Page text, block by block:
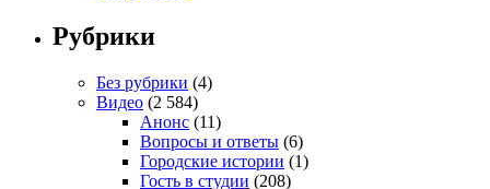
Рубрики
Без рубрики (4)
Видео (2 584)
Анонс (11)
Вопросы и ответы (6)
Городские истории (1)
Гость в студии (208)